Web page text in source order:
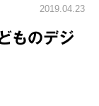
2019.04.23
ものデジ